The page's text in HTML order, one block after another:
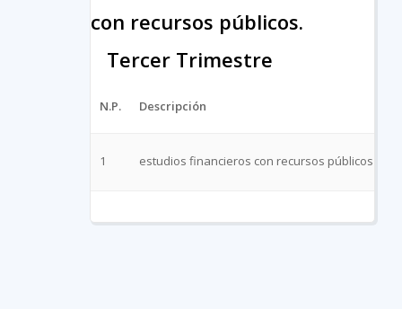
con recursos públicos.
Tercer Trimestre
N.P. Descripción
1 estudios financieros con recursos públicos